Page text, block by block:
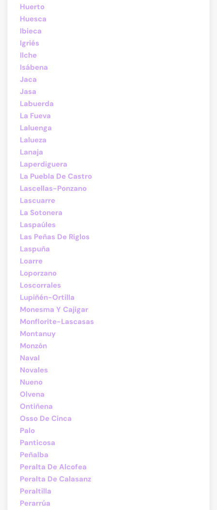
Huerto
Huesca
Ibieca
Igriés
Ilche
Isábena
Jaca
Jasa
Labuerda
La Fueva
Laluenga
Lalueza
Lanaja
Laperdiguera
La Puebla De Castro
Lascellas-Ponzano
Lascuarre
La Sotonera
Laspaúles
Las Peñas De Riglos
Laspuña
Loarre
Loporzano
Loscorrales
Lupiñén-Ortilla
Monesma Y Cajigar
Monflorite-Lascasas
Montanuy
Monzón
Naval
Novales
Nueno
Olvena
Ontiñena
Osso De Cinca
Palo
Panticosa
Peñalba
Peralta De Alcofea
Peralta De Calasanz
Peraltilla
Perarrúa